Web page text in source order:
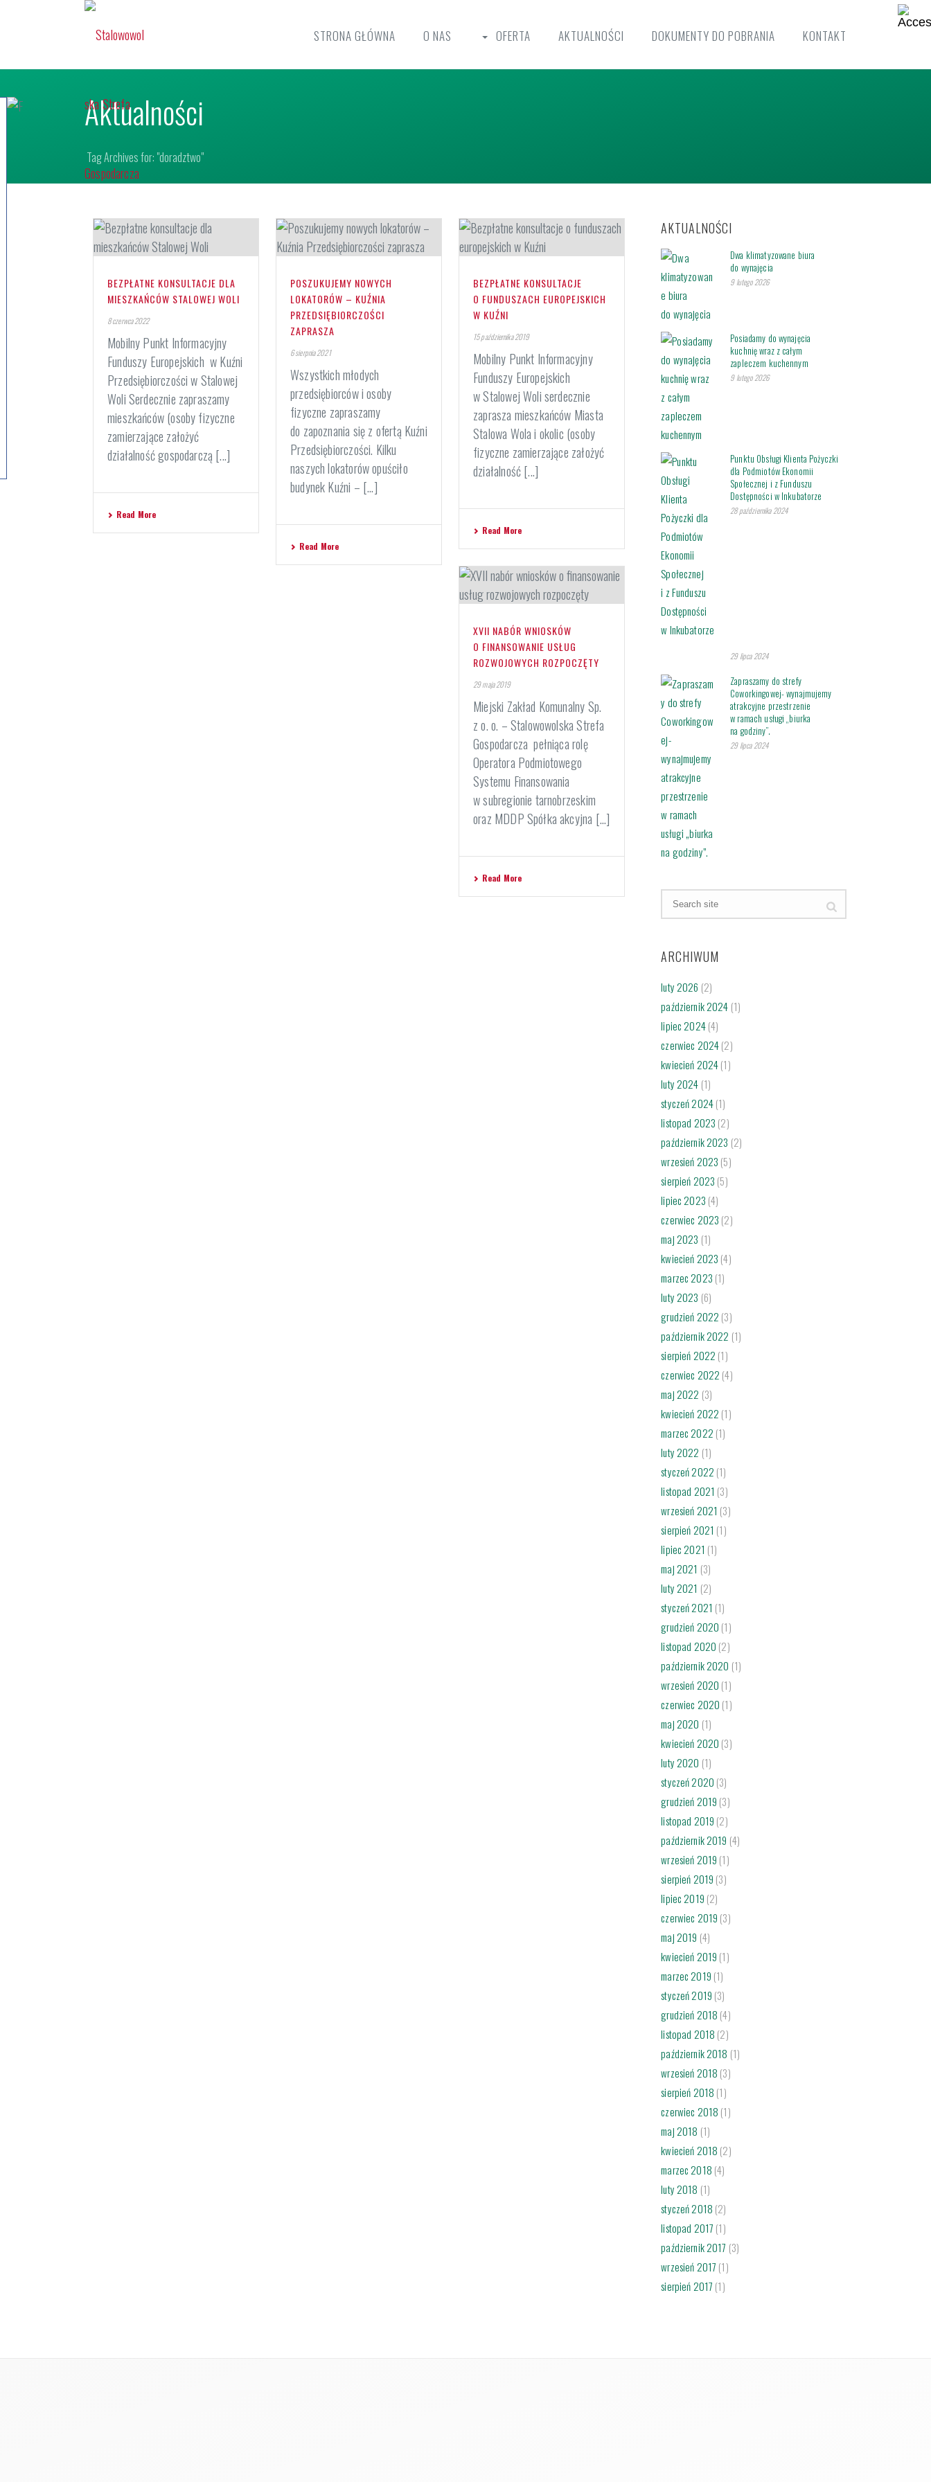
STRONA GŁÓWNA O NAS OFERTA AKTUALNOŚCI DOKUMENTY DO POBRANIA KONTAKT
Aktualności
Tag Archives for: "doradztwo"
BEZPŁATNE KONSULTACJE DLA
MIESZKAŃCÓW STALOWEJ WOLI
8 czerwca 2022
Mobilny Punkt Informacyjny
Funduszy Europejskich w Kuźni
Przedsiębiorczości w Stalowej
Woli Serdecznie zapraszamy
mieszkańców (osoby fizyczne
zamierzające założyć
działalność gospodarczą [...]
Read More
POSZUKUJEMY NOWYCH
LOKATORÓW – KUŹNIA
PRZEDSIĘBIORCZOŚCI
ZAPRASZA
6 sierpnia 2021
Wszystkich młodych
przedsiębiorców i osoby
fizyczne zapraszamy
do zapoznania się z ofertą Kuźni
Przedsiębiorczości. Kilku
naszych lokatorów opuściło
budynek Kuźni – [...]
Read More
BEZPŁATNE KONSULTACJE
O FUNDUSZACH EUROPEJSKICH
W KUŹNI
15 października 2019
Mobilny Punkt Informacyjny
Funduszy Europejskich
w Stalowej Woli serdecznie
zaprasza mieszkańców Miasta
Stalowa Wola i okolic (osoby
fizyczne zamierzające założyć
działalność [...]
Read More
XVII NABÓR WNIOSKÓW
O FINANSOWANIE USŁUG
ROZWOJOWYCH ROZPOCZĘTY
29 maja 2019
Miejski Zakład Komunalny Sp.
z o. o. – Stalowowolska Strefa
Gospodarcza pełniąca rolę
Operatora Podmiotowego
Systemu Finansowania
w subregionie tarnobrzeskim
oraz MDDP Spółka akcyjna [...]
Read More
AKTUALNOŚCI
Dwa klimatyzowane biura
do wynajęcia
9 lutego 2026
Posiadamy do wynajęcia
kuchnię wraz z całym
zapleczem kuchennym
9 lutego 2026
Punktu Obsługi Klienta Pożyczki
dla Podmiotów Ekonomii
Społecznej i z Funduszu
Dostępności w Inkubatorze
28 października 2024
29 lipca 2024
Zapraszamy do strefy
Coworkingowej- wynajmujemy
atrakcyjne przestrzenie
w ramach usługi „biurka
na godziny”.
29 lipca 2024
ARCHIWUM
luty 2026 (2)
październik 2024 (1)
lipiec 2024(4)
czerwiec 2024(2)
kwiecień 2024(1)
luty 2024 (1)
styczeń 2024(1)
listopad 2023 (2)
październik 2023 (2)
wrzesień 2023 (5)
sierpień 2023 (5)
lipiec 2023 (4)
czerwiec 2023 (2)
maj 2023 (1)
kwiecień 2023 (4)
marzec 2023 (1)
luty 2023 (6)
grudzień 2022 (3)
październik 2022 (1)
sierpień 2022 (1)
czerwiec 2022 (4)
maj 2022 (3)
kwiecień 2022 (1)
marzec 2022 (1)
luty 2022 (1)
styczeń 2022 (1)
listopad 2021 (3)
wrzesień 2021 (3)
sierpień 2021 (1)
lipiec 2021 (1)
maj 2021 (3)
luty 2021 (2)
styczeń 2021 (1)
grudzień 2020 (1)
listopad 2020 (2)
październik 2020 (1)
wrzesień 2020 (1)
czerwiec 2020 (1)
maj 2020 (1)
kwiecień 2020 (3)
luty 2020 (1)
styczeń 2020 (3)
grudzień 2019 (3)
listopad 2019 (2)
październik 2019 (4)
wrzesień 2019 (1)
sierpień 2019 (3)
lipiec 2019 (2)
czerwiec 2019 (3)
maj 2019 (4)
kwiecień 2019 (1)
marzec 2019 (1)
styczeń 2019 (3)
grudzień 2018 (4)
listopad 2018 (2)
październik 2018 (1)
wrzesień 2018 (3)
sierpień 2018 (1)
czerwiec 2018 (1)
maj 2018 (1)
kwiecień 2018 (2)
marzec 2018 (4)
luty 2018 (1)
styczeń 2018 (2)
listopad 2017 (1)
październik 2017 (3)
wrzesień 2017 (1)
sierpień 2017 (1)